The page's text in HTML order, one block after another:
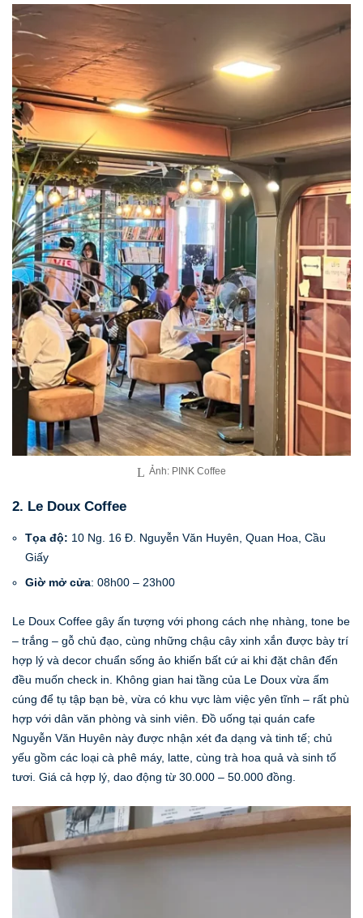
Ảnh: PINK Coffee
2. Le Doux Coffee
Tọa độ: 10 Ng. 16 Đ. Nguyễn Văn Huyên, Quan Hoa, Cầu
Giấy
Giờ mở cửa: 08h00 – 23h00
Le Doux Coffee gây ấn tượng với phong cách nhẹ nhàng, tone be
– trắng – gỗ chủ đạo, cùng những chậu cây xinh xắn được bày trí
hợp lý và decor chuẩn sống ảo khiến bất cứ ai khi đặt chân đến
đều muốn check in. Không gian hai tầng của Le Doux vừa ấm
cúng để tụ tập bạn bè, vừa có khu vực làm việc yên tĩnh – rất phù
hợp với dân văn phòng và sinh viên. Đồ uống tại quán cafe
Nguyễn Văn Huyên này được nhận xét đa dạng và tinh tế; chủ
yếu gồm các loại cà phê máy, latte, cùng trà hoa quả và sinh tố
tươi. Giá cả hợp lý, dao động từ 30.000 – 50.000 đồng.